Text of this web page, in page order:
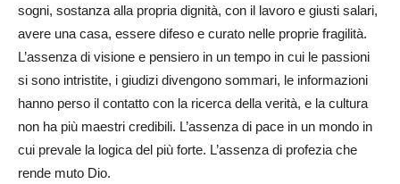
sogni, sostanza alla propria dignità, con il lavoro e giusti salari,
avere una casa, essere difeso e curato nelle proprie fragilità.
L’assenza di visione e pensiero in un tempo in cui le passioni
si sono intristite, i giudizi divengono sommari, le informazioni
hanno perso il contatto con la ricerca della verità, e la cultura
non ha più maestri credibili. L’assenza di pace in un mondo in
cui prevale la logica del più forte. L’assenza di profezia che
rende muto Dio.